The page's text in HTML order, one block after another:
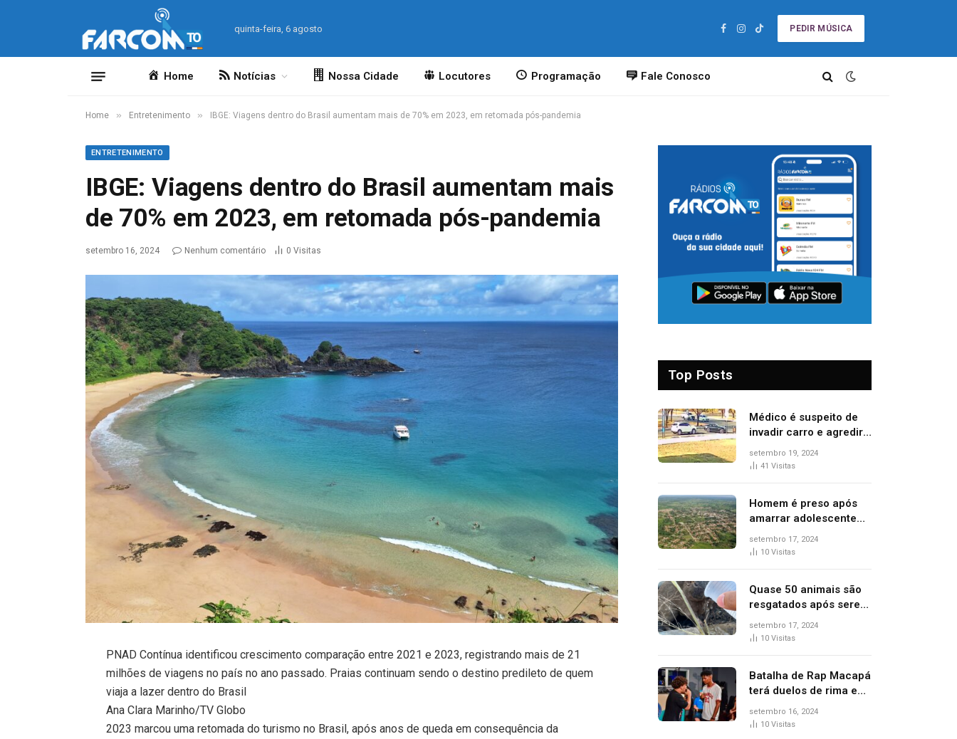
quinta-feira, 6 agosto
Facebook
Instagram
TikTok
PEDIR MÚSICA
Home Notícias Nossa Cidade Locutores Programação Fale Conosco
Home » Entretenimento » IBGE: Viagens dentro do Brasil aumentam mais de 70% em 2023, em retomada pós-pandemia
ENTRETENIMENTO
IBGE: Viagens dentro do Brasil aumentam mais
de 70% em 2023, em retomada pós-pandemia
setembro 16, 2024 Nenhum comentário 0 Visitas
PNAD Contínua identificou crescimento comparação entre 2021 e 2023, registrando mais de 21
milhões de viagens no país no ano passado. Praias continuam sendo o destino predileto de quem
viaja a lazer dentro do Brasil
Ana Clara Marinho/TV Globo
2023 marcou uma retomada do turismo no Brasil, após anos de queda em consequência da
Top Posts
Médico é suspeito de
invadir carro e agredir
delegado aposentado
durante confusão no
setembro 19, 2024
41 Visitas
Homem é preso após
amarrar adolescente
suspeito de furto em
estaca de cerca e
setembro 17, 2024
10 Visitas
Quase 50 animais são
resgatados após serem
vítimas de incêndios
florestais no Tocantins
setembro 17, 2024
10 Visitas
Batalha de Rap Macapá
terá duelos de rima e
venda de comidas
típicas no Mercado
setembro 16, 2024
10 Visitas